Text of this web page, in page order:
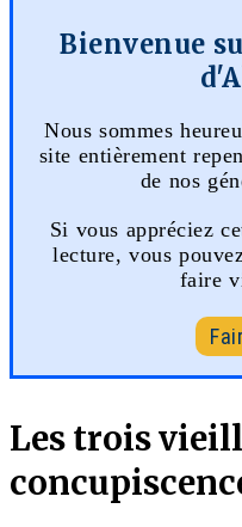
Bienvenue
Nous sommes
site entièrement
de nos
Si vous appréciez
lecture, vous
faire
Les trois